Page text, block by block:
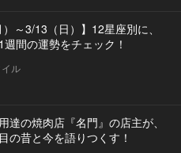
）～3/13（日）】12星座別に、
週間の運勢をチェック！
ル
達の焼肉店『名門』の店主が、
の昔と今を語りつくす！